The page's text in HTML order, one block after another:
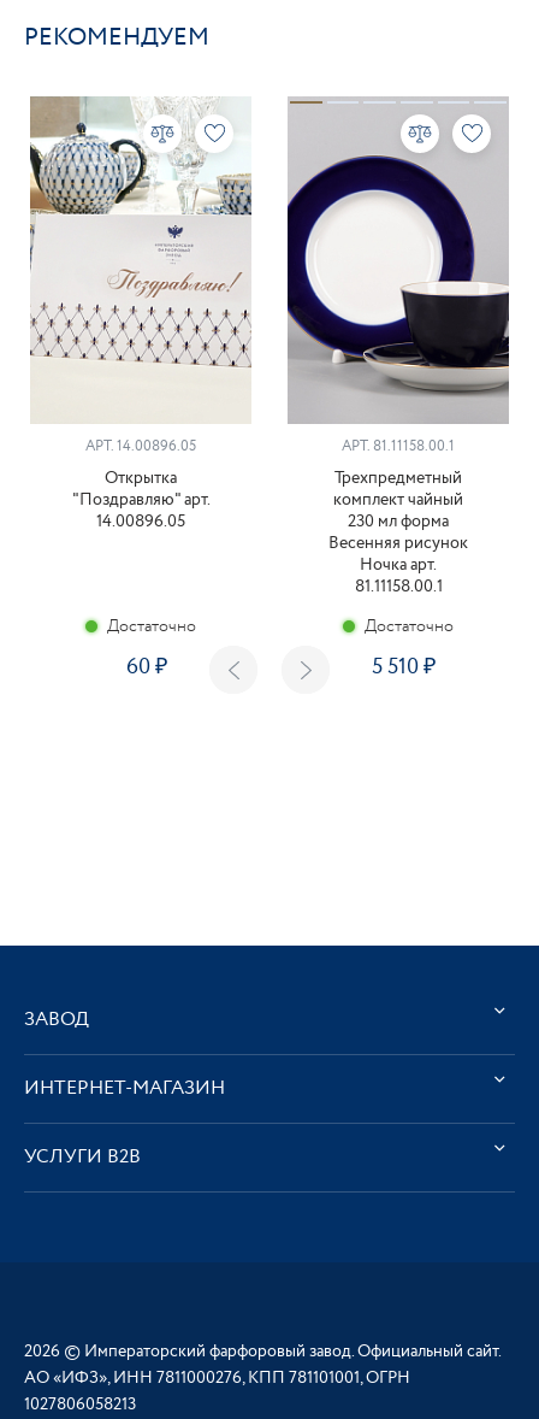
РЕКОМЕНДУЕМ
АРТ. 14.00896.05
Открытка
"Поздравляю" арт.
14.00896.05
Достаточно
60
АРТ. 81.11158.00.1
Трехпредметный
комплект чайный
230 мл форма
Весенняя рисунок
Ночка арт.
81.11158.00.1
Достаточно
5 510
ЗАВОД
ИНТЕРНЕТ-МАГАЗИН
УСЛУГИ В2В
2026 © Императорский фарфоровый завод. Официальный сайт.
АО «ИФЗ», ИНН 7811000276, КПП 781101001, ОГРН
1027806058213